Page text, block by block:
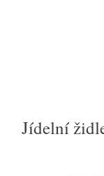
Jídelní